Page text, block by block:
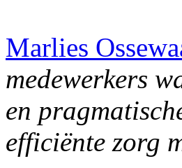
Marlies
medewerkers
en
efficiënte zorg